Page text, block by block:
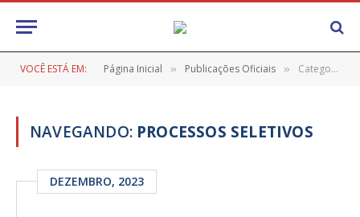
VOCÊ ESTÁ EM: Página Inicial » Publicações Oficiais » Categoria: "Processos Seletivos"
NAVEGANDO: PROCESSOS SELETIVOS
DEZEMBRO, 2023